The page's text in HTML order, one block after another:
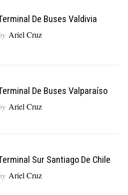
De Buses Valdivia
Ariel Cruz
De Buses Valparaíso
Ariel Cruz
Sur Santiago De Chile
Ariel Cruz